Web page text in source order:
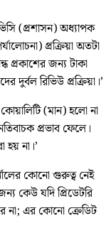
(প্রশাসন) অধ্যাপক
প্রক্রিয়া অতটা
প্রকাশের জন্য টাকা
দুর্বল রিভিউ প্রক্রিয়া।’
(মান) হলো না
প্রভাব ফেলে।
হয় না।’
কোনো গুরুত্ব নেই
কেউ যদি প্রিডেটরি
না; এর কোনো ক্রেডিট